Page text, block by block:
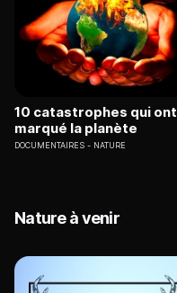
10 catastrophes qui ont
marqué la planète
DOCUMENTAIRES NATURE
Nature à venir